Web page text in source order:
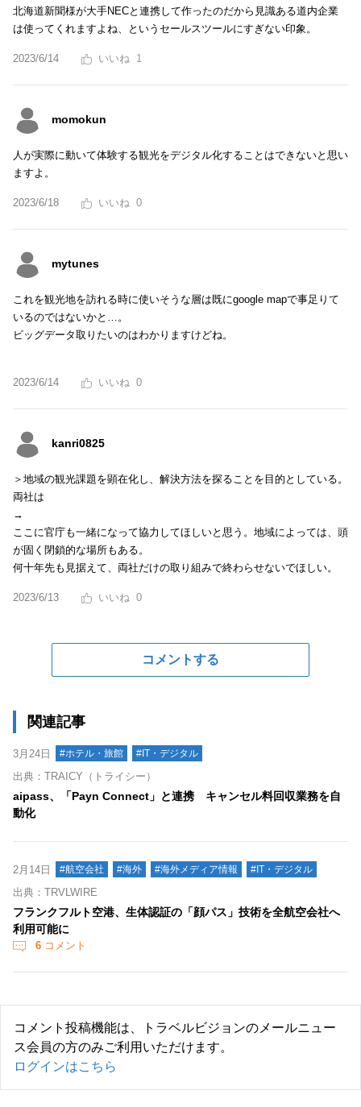
北海道新聞様が大手NECと連携して作ったのだから見識ある道内企業
は使ってくれますよね、というセールスツールにすぎない印象。
2023/6/14 1
momokun
人が実際に動いて体験する観光をデジタル化することはできないと思い
ますよ。
2023/6/18 0
mytunes
これを観光地を訪れる時に使いそうな層は既にgoogle mapで事足りて
いるのではないかと…。
ビッグデータ取りたいのはわかりますけどね。
2023/6/14 0
kanri0825
＞地域の観光課題を顕在化し、解決方法を探ることを目的としている。
両社は
→
ここに官庁も一緒になって協力してほしいと思う。地域によっては、頭
が固く閉鎖的な場所もある。
何十年先も見据えて、両社だけの取り組みで終わらせないでほしい。
2023/6/13 0
コメントする
関連記事
3月24日 #ホテル・旅館 #IT・デジタル
出典：TRAICY（トライシー）
aipass、「Payn Connect」と連携 キャンセル料回収業務を自
動化
2月14日 #航空会社 #海外 #海外メディア情報 #IT・デジタル
出典：TRVLWIRE
フランクフルト空港、生体認証の「顔パス」技術を全航空会社へ
利用可能に
6 コメント
コメント投稿機能は、トラベルビジョンのメールニュー
ス会員の方のみご利用いただけます。
ログインはこちら